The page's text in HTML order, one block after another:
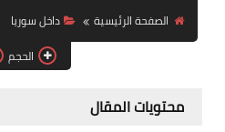
الصفحة الرئيسية
داخل سوريا
الحجم
محتويات المقال